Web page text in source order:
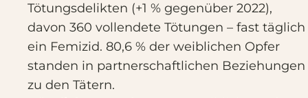
Tötungsdelikten (+1 % gegenüber 2022),
davon 360 vollendete Tötungen – fast täglich
ein Femizid. 80,6 % der weiblichen Opfer
standen in partnerschaftlichen Beziehungen
zu den Tätern.